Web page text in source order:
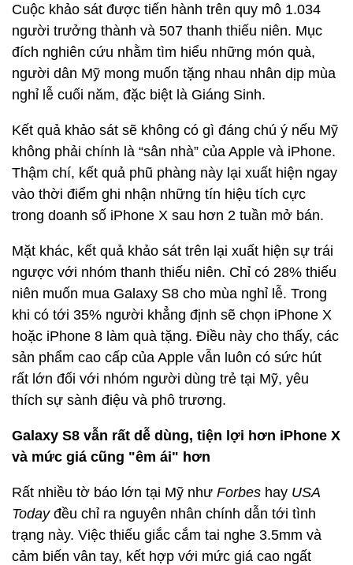
Cuộc khảo sát được tiến hành trên quy mô 1.034
người trưởng thành và 507 thanh thiếu niên. Mục
đích nghiên cứu nhằm tìm hiểu những món quà,
người dân Mỹ mong muốn tặng nhau nhân dịp mùa
nghỉ lễ cuối năm, đặc biệt là Giáng Sinh.
Kết quả khảo sát sẽ không có gì đáng chú ý nếu Mỹ
không phải chính là “sân nhà” của Apple và iPhone.
Thậm chí, kết quả phũ phàng này lại xuất hiện ngay
vào thời điểm ghi nhận những tín hiệu tích cực
trong doanh số iPhone X sau hơn 2 tuần mở bán.
Mặt khác, kết quả khảo sát trên lại xuất hiện sự trái
ngược với nhóm thanh thiếu niên. Chỉ có 28% thiếu
niên muốn mua Galaxy S8 cho mùa nghỉ lễ. Trong
khi có tới 35% người khẳng định sẽ chọn iPhone X
hoặc iPhone 8 làm quà tặng. Điều này cho thấy, các
sản phẩm cao cấp của Apple vẫn luôn có sức hút
rất lớn đối với nhóm người dùng trẻ tại Mỹ, yêu
thích sự sành điệu và phô trương.
Galaxy S8 vẫn rất dễ dùng, tiện lợi hơn iPhone X
và mức giá cũng "êm ái" hơn
Rất nhiều tờ báo lớn tại Mỹ như Forbes hay USA
Todayđều chỉ ra nguyên nhân chính dẫn tới tình
trạng này. Việc thiếu giắc cắm tai nghe 3.5mm và
cảm biến vân tay, kết hợp với mức giá cao ngất